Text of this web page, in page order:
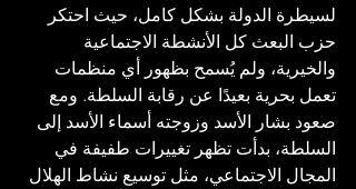
لسيطرة الدولة بشكل كامل، حيث احتكر
حزب البعث كل الأنشطة الاجتماعية
والخيرية، ولم يُسمح بظهور أي منظمات
تعمل بحرية بعيدًا عن رقابة السلطة. ومع
صعود بشار الأسد وزوجته أسماء الأسد إلى
السلطة، بدأت تظهر تغييرات طفيفة في
المجال الاجتماعي، مثل توسيع نشاط الهلال